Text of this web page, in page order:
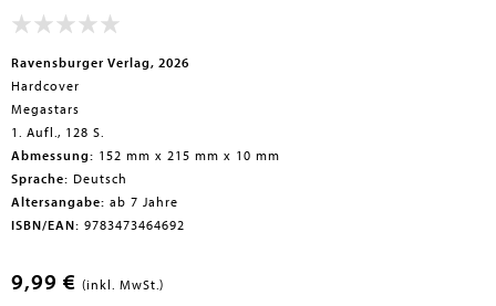
submenu
Ravensburger Verlag, 2026
Hardcover
Megastars
1. Aufl., 128 S.
Abmessung: 152 mm x 215 mm x 10 mm
Sprache: Deutsch
Altersangabe: ab 7 Jahre
ISBN/EAN: 9783473464692
9,99 € (inkl. MwSt.)